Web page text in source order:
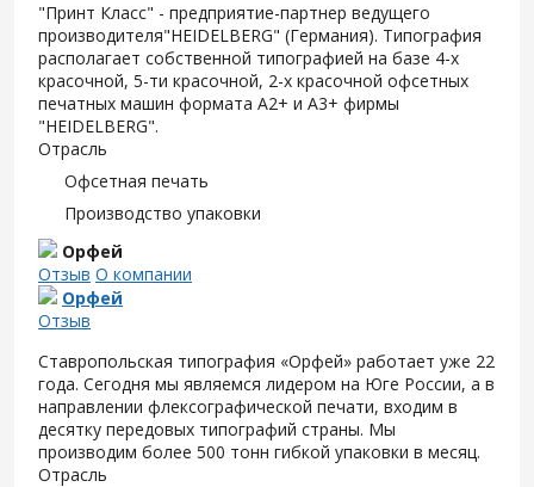
"Принт Класс" - предприятие-партнер ведущего
производителя"HEIDELBERG" (Германия). Типография
располагает собственной типографией на базе 4-х
красочной, 5-ти красочной, 2-х красочной офсетных
печатных машин формата А2+ и А3+ фирмы
"HEIDELBERG".
Отрасль
Офсетная печать
Производство упаковки
Орфей
Отзыв О компании
Орфей
Отзыв
Ставропольская типография «Орфей» работает уже 22
года. Сегодня мы являемся лидером на Юге России, а в
направлении флексографической печати, входим в
десятку передовых типографий страны. Мы
производим более 500 тонн гибкой упаковки в месяц.
Отрасль